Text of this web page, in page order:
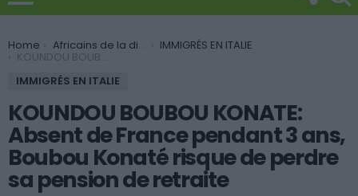
You are here:
Home Africains de la diaspora IMMIGRÉS EN ITALIE
KOUNDOU BOUBOU KONATE: Absent de France pendant 3 ans, Boubou Konaté risque de perdre sa pension de retraite
IMMIGRÉS EN ITALIE
KOUNDOU BOUBOU KONATE:
Absent de France pendant 3 ans,
Boubou Konaté risque de perdre
sa pension de retraite